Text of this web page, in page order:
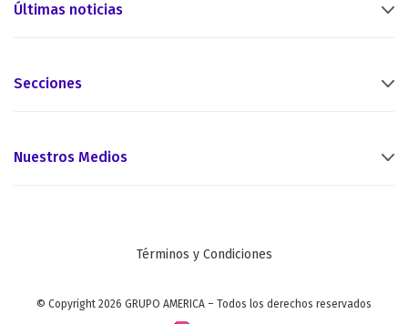
Últimas noticias
Secciones
Nuestros Medios
Términos y Condiciones
© Copyright 2026 GRUPO AMERICA – Todos los derechos reservados